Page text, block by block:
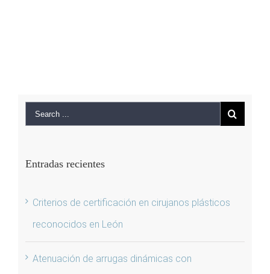
Entradas recientes
Criterios de certificación en cirujanos plásticos
reconocidos en León
Atenuación de arrugas dinámicas con